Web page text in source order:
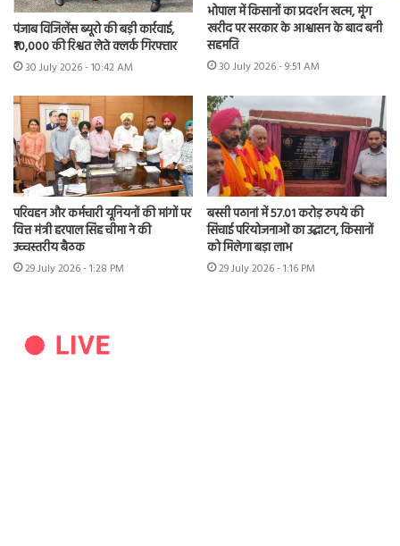
पंजाब विजिलेंस ब्यूरो की बड़ी कार्रवाई,
₹10,000 की रिश्वत लेते क्लर्क गिरफ्तार
30 July 2026 - 10:42 AM
भोपाल में किसानों का प्रदर्शन खत्म, मूंग
खरीद पर सरकार के आश्वासन के बाद बनी
सहमति
30 July 2026 - 9:51 AM
परिवहन और कर्मचारी यूनियनों की मांगों पर
वित्त मंत्री हरपाल सिंह चीमा ने की
उच्चस्तरीय बैठक
29 July 2026 - 1:28 PM
बस्सी पठानां में 57.01 करोड़ रुपये की
सिंचाई परियोजनाओं का उद्घाटन, किसानों
को मिलेगा बड़ा लाभ
29 July 2026 - 1:16 PM